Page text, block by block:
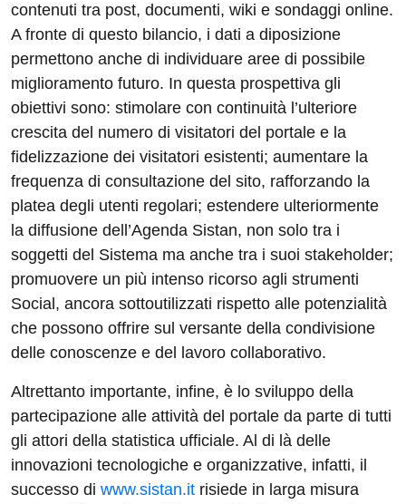
contenuti tra post, documenti, wiki e sondaggi online.
A fronte di questo bilancio, i dati a diposizione
permettono anche di individuare aree di possibile
miglioramento futuro. In questa prospettiva gli
obiettivi sono: stimolare con continuità l’ulteriore
crescita del numero di visitatori del portale e la
fidelizzazione dei visitatori esistenti; aumentare la
frequenza di consultazione del sito, rafforzando la
platea degli utenti regolari; estendere ulteriormente
la diffusione dell’Agenda Sistan, non solo tra i
soggetti del Sistema ma anche tra i suoi stakeholder;
promuovere un più intenso ricorso agli strumenti
Social, ancora sottoutilizzati rispetto alle potenzialità
che possono offrire sul versante della condivisione
delle conoscenze e del lavoro collaborativo.
Altrettanto importante, infine, è lo sviluppo della
partecipazione alle attività del portale da parte di tutti
gli attori della statistica ufficiale. Al di là delle
innovazioni tecnologiche e organizzative, infatti, il
successo di www.sistan.it risiede in larga misura